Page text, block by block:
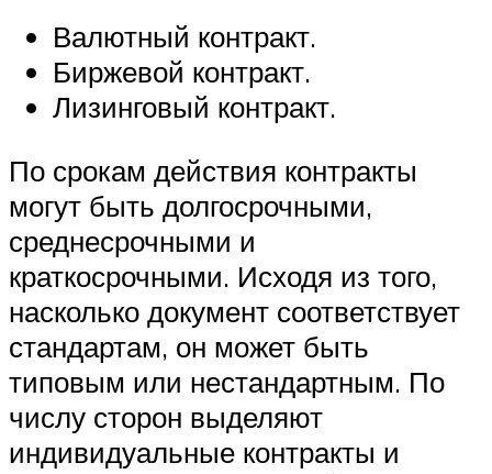
Валютный контракт.
Биржевой контракт.
Лизинговый контракт.
По срокам действия контракты
могут быть долгосрочными,
среднесрочными и
краткосрочными. Исходя из того,
насколько документ соответствует
стандартам, он может быть
типовым или нестандартным. По
числу сторон выделяют
индивидуальные контракты и